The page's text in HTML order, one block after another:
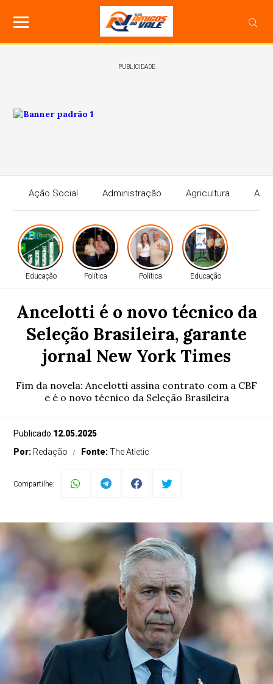
PUBLICIDADE
Ação Social Administração Agricultura
Educação Política Política Educação
Educação Educação Política Política
Agricultura Política Agricultura
Geral Cidades Política
Ancelotti é o novo técnico da
Seleção Brasileira, garante
jornal New York Times
Fim da novela: Ancelotti assina contrato com a CBF
e é o novo técnico da Seleção Brasileira
Publicado:12.05.2025
Por: Redação Fonte:The Atletic
Compartilhe: